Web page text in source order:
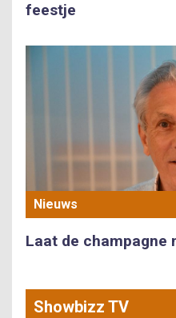
feestje
Nieuws
Laat de champagne
Showbizz TV